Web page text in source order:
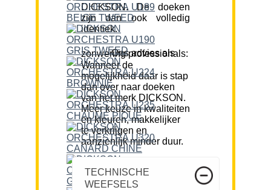
DICKSON. De doeken
zijn dan ook volledig
identiek.
Ons advies als zonwering professionals:
Wanneer de
mogelijkheid daar is stap
dan over naar doeken
van het merk DICKSON.
Meer keuze in kwaliteiten
en kleuren, makkelijker
te verkrijgen en
aanzienlijk minder duur.
TECHNISCHE
WEEFSELS